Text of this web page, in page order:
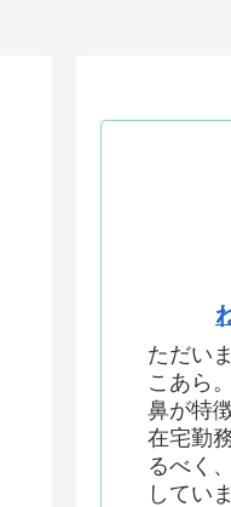
ただい
こあら
鼻が特徴
在宅勤
るべく
してい